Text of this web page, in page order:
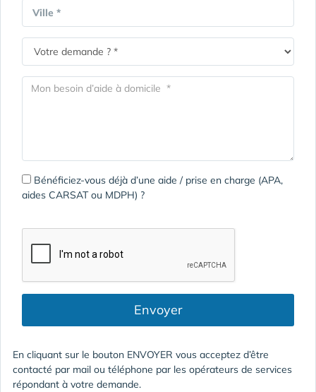
Ville *
Bénéficiez-vous déjà d’une aide / prise en charge (APA,
aides CARSAT ou MDPH) ?
Envoyer
En cliquant sur le bouton ENVOYER vous acceptez d’être
contacté par mail ou téléphone par les opérateurs de services
répondant à votre demande.